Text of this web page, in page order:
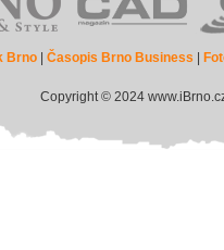
Brno |Časopis Brno Business
Copyright © 2024